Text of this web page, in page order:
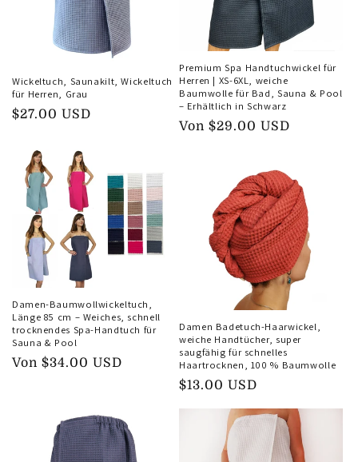
Wickeltuch, Saunakilt, Wickeltuch
für Herren, Grau
Normaler
$27.00 USD
Premium Spa Handtuchwickel für
Herren | XS-6XL, weiche
Baumwolle für Bad, Sauna & Pool
– Erhältlich in Schwarz
Normaler
Von $29.00 USD
Damen-Baumwollwickeltuch,
Länge 85 cm – Weiches, schnell
trocknendes Spa-Handtuch für
Sauna & Pool
Normaler
Von $34.00 USD
Damen Badetuch-Haarwickel,
weiche Handtücher, super
saugfähig für schnelles
Haartrocknen, 100 % Baumwolle
Normaler
$13.00 USD